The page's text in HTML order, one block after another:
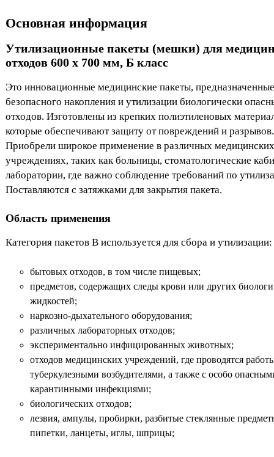
Основная информация
Утилизационные пакеты (мешки) для
отходов 600 x 700 мм, Б класс
Это инновационные медицинские пакеты,
безопасного накопления и утилизации биологически
отходов. Изготовлены из крепких полиэтиленовых
которые обеспечивают защиту от повреждений и разрывов.
Приобрели широкое применение в различных медицинских
учреждениях, таких как больницы, стоматологические
лаборатории, где важно соблюдение требований по
Поставляются с затяжками для закрытия пакета.
Область применения
Категория пакетов B используется для сбора и утилизации:
бытовых отходов, в том числе пищевых;
предметов, содержащих следы крови или других
жидкостей;
наркозно-дыхательного оборудования;
различных лабораторных отходов;
экспериментально инфицированных животных;
отходов медицинских учреждений, где проводятся
туберкулезными возбудителями, а также с особо
карантинными инфекциями;
биологических отходов;
лезвия, ампулы, пробирки, разбитые стеклянные
пипетки, ланцеты, иглы, шприцы;